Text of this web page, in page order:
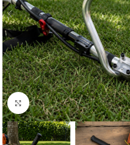
Click to enlarge